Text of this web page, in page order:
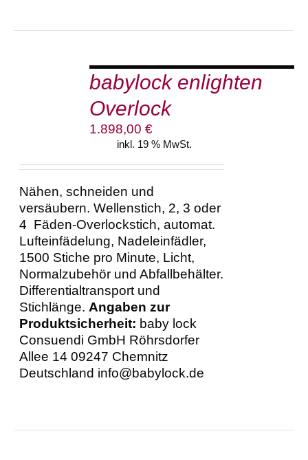
WARENKORBbabylock enlighten
Overlock
1.898,00€
inkl. 19 % MwSt.
Nähen, schneiden und
versäubern. Wellenstich, 2, 3 oder
4 Fäden-Overlockstich, automat.
Lufteinfädelung, Nadeleinfädler,
1500 Stiche pro Minute, Licht,
Normalzubehör und Abfallbehälter.
Differentialtransport und
Stichlänge.Angaben zur
Produktsicherheit: baby lock
Consuendi GmbH Röhrsdorfer
Allee 14 09247 Chemnitz
Deutschland info@babylock.de